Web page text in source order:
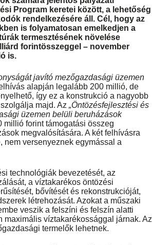
Program keretei között, a lehetőség
rendelkezésére áll. Cél, hogy az
is folyamatosan emelkedjen a
termesztésének növelése
forintösszeggel – november
is.
javító mezőgazdasági üzemen
alapján legalább 200 millió, de
így ez a konstrukció a nagyobb
majd. Az „Öntözésfejlesztési és
üzemen belüli beruházások
forint támogatási összeg
megvalósítására. A két felhívásra
nem versenyeznek egymással a
technológiák bevezetését, az
a víztakarékos öntözési
bővítését és rekonstrukcióját,
létrehozását. Azokat a műszaki
veszik a felszíni és felszín alatti
víztakarékossággal járnak. Az
termelők lehetnek.